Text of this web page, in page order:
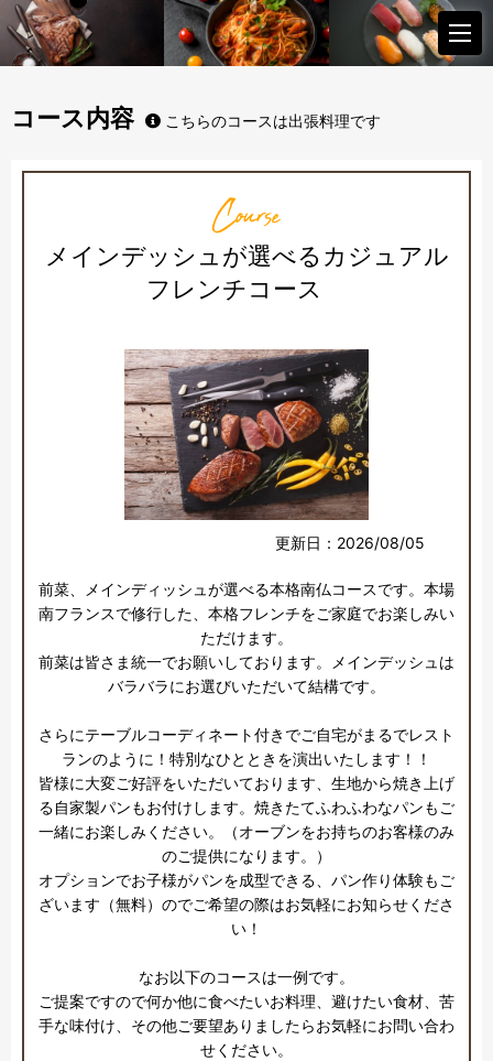
コース内容 こちらのコースは出張料理です
Course
メインデッシュが選べるカジュアル
フレンチコース
更新日：2026/08/05
前菜、メインディッシュが選べる本格南仏コースです。本場
南フランスで修行した、本格フレンチをご家庭でお楽しみい
ただけます。
前菜は皆さま統一でお願いしております。メインデッシュは
バラバラにお選びいただいて結構です。
さらにテーブルコーディネート付きでご自宅がまるでレスト
ランのように！特別なひとときを演出いたします！！
皆様に大変ご好評をいただいております、生地から焼き上げ
る自家製パンもお付けします。焼きたてふわふわなパンもご
一緒にお楽しみください。（オーブンをお持ちのお客様のみ
のご提供になります。）
オプションでお子様がパンを成型できる、パン作り体験もご
ざいます（無料）のでご希望の際はお気軽にお知らせくださ
い！
なお以下のコースは一例です。
ご提案ですので何か他に食べたいお料理、避けたい食材、苦
手な味付け、その他ご要望ありましたらお気軽にお問い合わ
せください。